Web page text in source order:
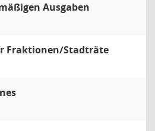
Ausgaben
Fraktionen/Stadträte